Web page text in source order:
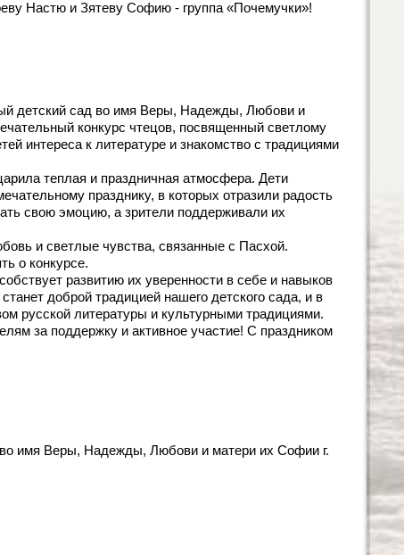
Настю и Зятеву Софию - группа «Почемучки»!
сад во имя Веры, Надежды, Любови и
конкурс чтецов, посвященный светлому
интереса к литературе и знакомство с традициями
теплая и праздничная атмосфера. Дети
празднику, в которых отразили радость
свою эмоцию, а зрители поддерживали их
и светлые чувства, связанные с Пасхой.
о конкурсе.
развитию их уверенности в себе и навыков
доброй традицией нашего детского сада, и в
русской литературы и культурными традициями.
за поддержку и активное участие! С праздником
имя Веры, Надежды, Любови и матери их Софии г.